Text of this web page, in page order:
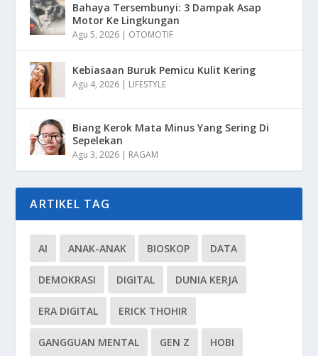
Bahaya Tersembunyi: 3 Dampak Asap
Motor Ke Lingkungan
Agu 5, 2026 | OTOMOTIF
Kebiasaan Buruk Pemicu Kulit Kering
Agu 4, 2026 | LIFESTYLE
Biang Kerok Mata Minus Yang Sering Di
Sepelekan
Agu 3, 2026 | RAGAM
ARTIKEL TAG
AI ANAK-ANAK BIOSKOP DATA
DEMOKRASI DIGITAL DUNIA KERJA
ERA DIGITAL ERICK THOHIR
GANGGUAN MENTAL GEN Z HOBI